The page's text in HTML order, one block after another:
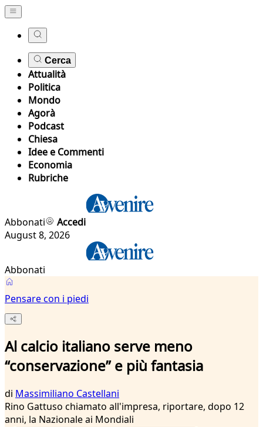
Cerca
Attualità
Politica
Mondo
Agorà
Podcast
Chiesa
Idee e Commenti
Economia
Rubriche
Abbonati
Accedi
August 8, 2026
Abbonati
Pensare con i piedi
Al calcio italiano serve meno
“conservazione” e più fantasia
di Massimiliano Castellani
Rino Gattuso chiamato all'impresa, riportare, dopo 12
anni, la Nazionale ai Mondiali